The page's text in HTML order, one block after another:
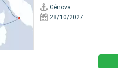
Génova
28/10/2027